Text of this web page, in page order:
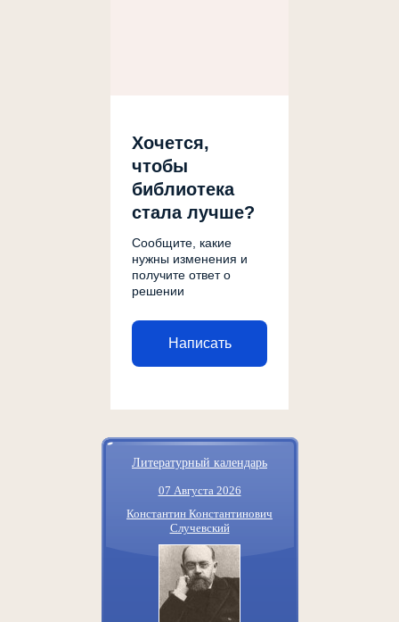
Хочется,
чтобы
библиотека
стала лучше?
Сообщите, какие
нужны изменения и
получите ответ о
решении
Написать
Литературный календарь
07 Августа 2026
Константин Константинович
Случевский